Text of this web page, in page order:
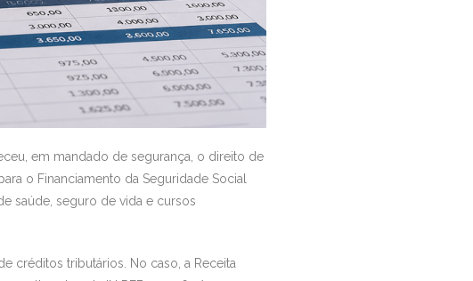
em mandado de segurança, o direito de
o Financiamento da Seguridade Social
saúde, seguro de vida e cursos
créditos tributários. No caso, a Receita